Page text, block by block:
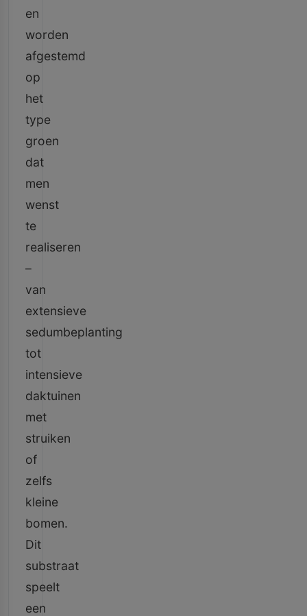
en
worden
afgestemd
op
het
type
groen
dat
men
wenst
te
realiseren
–
van
extensieve
sedumbeplanting
tot
intensieve
daktuinen
met
struiken
of
zelfs
kleine
bomen.
Dit
substraat
speelt
een